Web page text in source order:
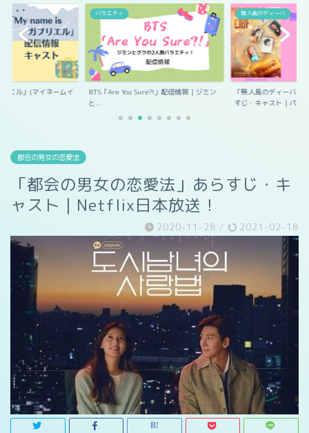
エル」(マイネームイ
バラエティ
BTS「Are You Sure?!」配信情報｜ジミン
と...
無人島のディーバ
「無人島のディーバ」
すじ・キャスト｜パ...
都会の男女の恋愛法
「都会の男女の恋愛法」あらすじ・キ
ャスト｜Netflix日本放送！
2020-11-28 / 2021-02-18